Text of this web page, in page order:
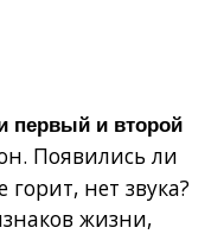
первый и второй
Появились ли
нет звука?
жизни,